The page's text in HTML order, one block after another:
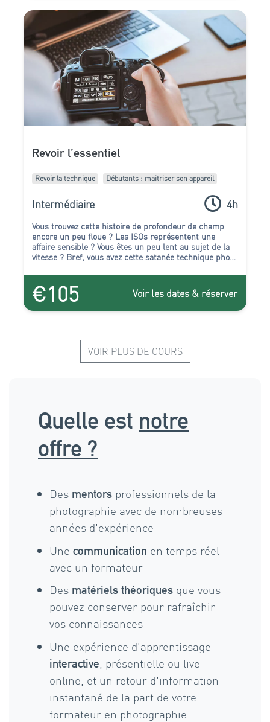
Revoir l’essentiel
Revoir la technique Débutants : maitriser son appareil
Intermédiaire 4h
Vous trouvez cette histoire de profondeur de champ
encore un peu floue ? Les ISOs représentent une
affaire sensible ? Vous êtes un peu lent au sujet de la
vitesse ? Bref, vous avez cette satanée technique photo
€105 Voir les dates & réserver
VOIR PLUS DE COURS
Quelle est notre
offre ?
Des mentors professionnels de la
photographie avec de nombreuses
années d'expérience
Unecommunication en temps réel
avec un formateur
Des matériels théoriques que vous
pouvez conserver pour rafraîchir
vos connaissances
Une expérience d'apprentissage
interactive , présentielle ou live
online, et un retour d'information
instantané de la part de votre
formateur en photographie